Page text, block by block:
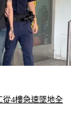
從4樓急速墜地全